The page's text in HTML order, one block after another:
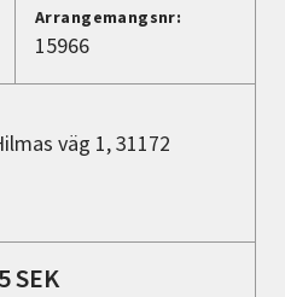
Arrangemangsnr:
15966
väg 1, 31172
SEK